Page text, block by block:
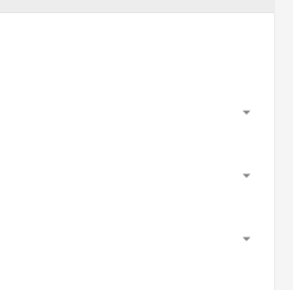


